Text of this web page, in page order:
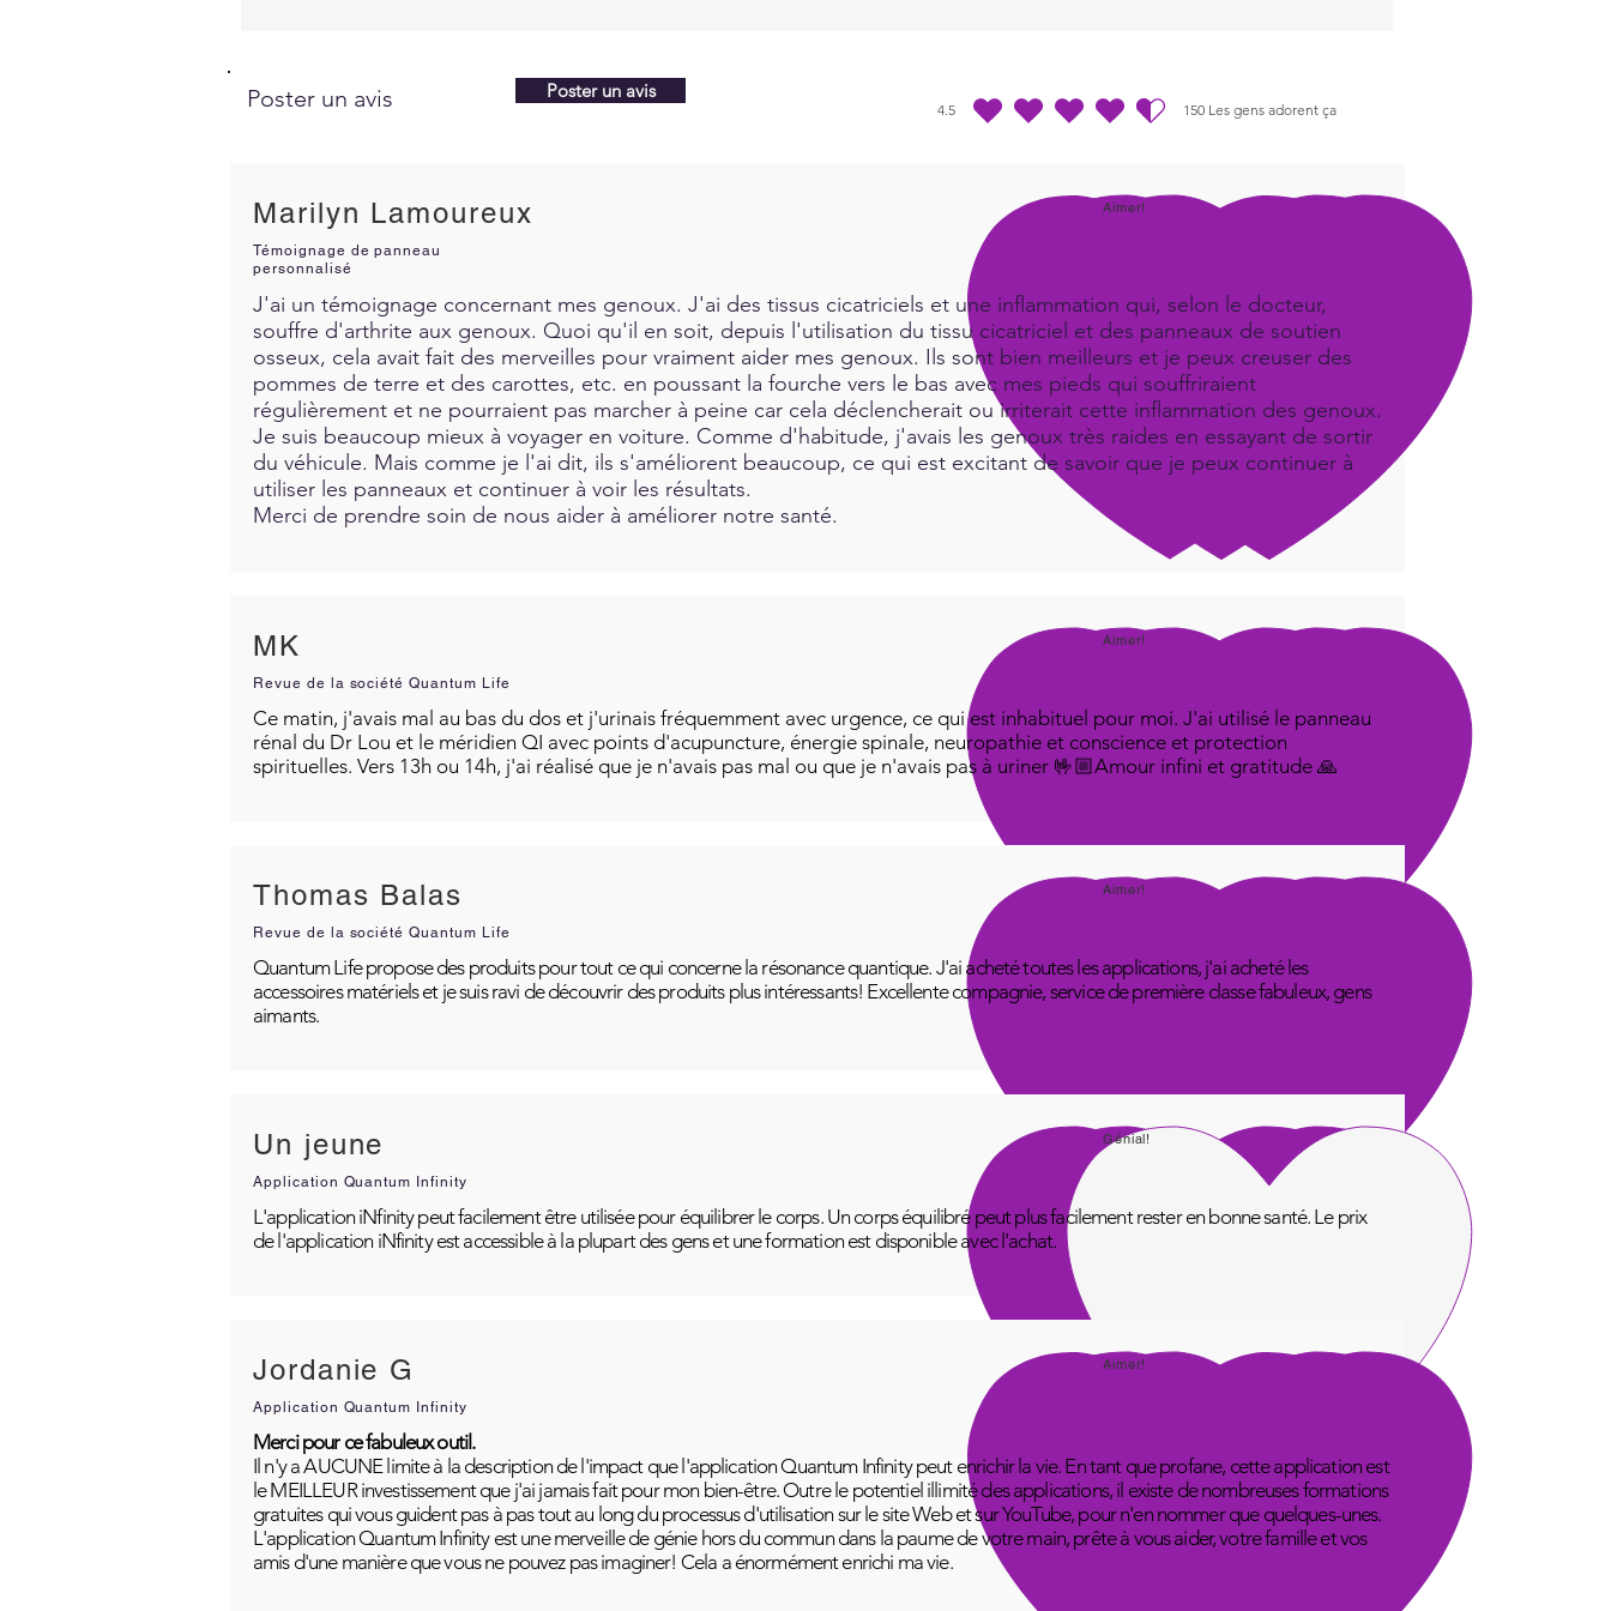
Poster un avis Poster un avis
4.5 150 Les gens adorent ça
la note moyenne est 4.5 sur 5, d'après 150 votes, Les gens adorent ça
Marilyn Lamoureux Aimer!
Témoignage de panneau
personnalisé
J'ai un témoignage concernant mes genoux. J'ai des tissus cicatriciels et une inflammation qui, selon le docteur,
souffre d'arthrite aux genoux. Quoi qu'il en soit, depuis l'utilisation du tissu cicatriciel et des panneaux de soutien
osseux, cela avait fait des merveilles pour vraiment aider mes genoux. Ils sont bien meilleurs et je peux creuser des
pommes de terre et des carottes, etc. en poussant la fourche vers le bas avec mes pieds qui souffriraient
régulièrement et ne pourraient pas marcher à peine car cela déclencherait ou irriterait cette inflammation des genoux.
Je suis beaucoup mieux à voyager en voiture. Comme d'habitude, j'avais les genoux très raides en essayant de sortir
du véhicule. Mais comme je l'ai dit, ils s'améliorent beaucoup, ce qui est excitant de savoir que je peux continuer à
utiliser les panneaux et continuer à voir les résultats.
Merci de prendre soin de nous aider à améliorer notre santé.
MK Aimer!
Revue de la société Quantum Life
Ce matin, j'avais mal au bas du dos et j'urinais fréquemment avec urgence, ce qui est inhabituel pour moi. J'ai utilisé le panneau
rénal du Dr Lou et le méridien QI avec points d'acupuncture, énergie spinale, neuropathie et conscience et protection
spirituelles. Vers 13h ou 14h, j'ai réalisé que je n'avais pas mal ou que je n'avais pas à uriner 🤟🏼Amour infini et gratitude 🙏
Thomas Balas Aimer!
Revue de la société Quantum Life
Quantum Life propose des produits pour tout ce qui concerne la résonance quantique. J'ai acheté toutes les applications, j'ai acheté les
accessoires matériels et je suis ravi de découvrir des produits plus intéressants! Excellente compagnie, service de première classe fabuleux, gens
aimants.
Un jeune Génial!
Application Quantum Infinity
L'application iNfinity peut facilement être utilisée pour équilibrer le corps. Un corps équilibré peut plus facilement rester en bonne santé. Le prix
de l'application iNfinity est accessible à la plupart des gens et une formation est disponible avec l'achat.
Jordanie G Aimer!
Application Quantum Infinity
Merci pour ce fabuleux outil.
Il n'y a AUCUNE limite à la description de l'impact que l'application Quantum Infinity peut enrichir la vie. En tant que profane, cette application est
le MEILLEUR investissement que j'ai jamais fait pour mon bien-être. Outre le potentiel illimité des applications, il existe de nombreuses formations
gratuites qui vous guident pas à pas tout au long du processus d'utilisation sur le site Web et sur YouTube, pour n'en nommer que quelques-unes.
L'application Quantum Infinity est une merveille de génie hors du commun dans la paume de votre main, prête à vous aider, votre famille et vos
amis d'une manière que vous ne pouvez pas imaginer! Cela a énormément enrichi ma vie.